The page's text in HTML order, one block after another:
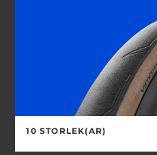
10 STORLEK(AR)